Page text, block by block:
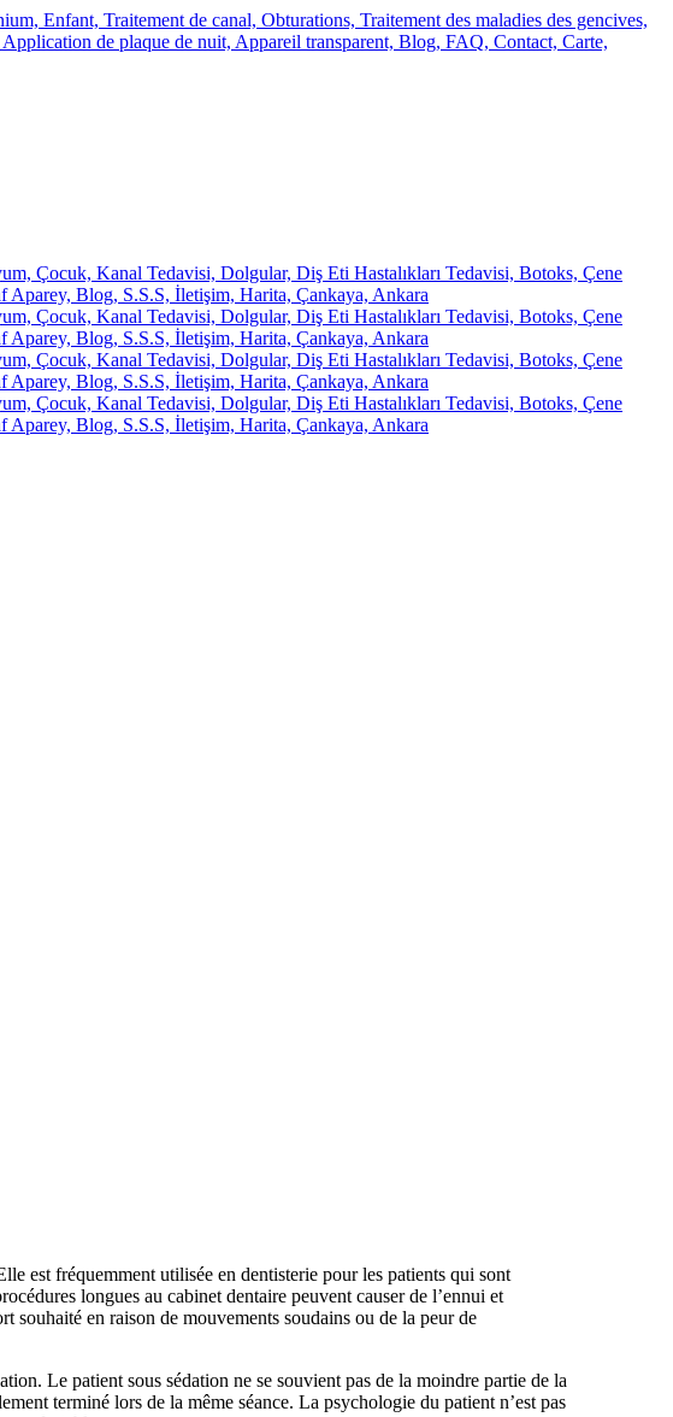
est fréquemment utilisée en dentisterie pour les patients qui sont
longues au cabinet dentaire peuvent causer de l’ennui et
souhaité en raison de mouvements soudains ou de la peur de
Le patient sous sédation ne se souvient pas de la moindre partie de la
terminé lors de la même séance. La psychologie du patient n’est pas